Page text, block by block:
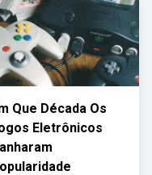
Que Década Os
Eletrônicos